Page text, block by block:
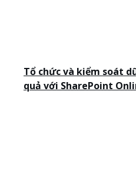
Tổ chức và kiểm soát
quả với SharePoint